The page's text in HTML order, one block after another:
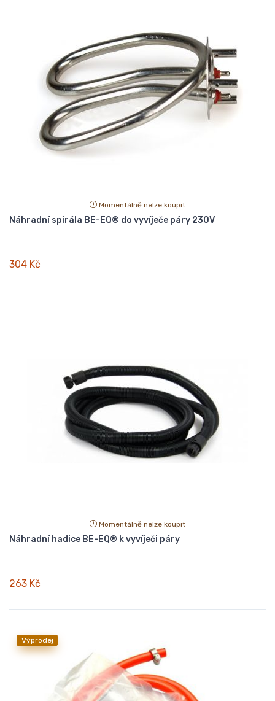
Momentálně nelze koupit
Náhradní spirála BE-EQ® do vyvíječe páry 230V
304 Kč
Momentálně nelze koupit
Náhradní hadice BE-EQ® k vyvíječi páry
263 Kč
Výprodej